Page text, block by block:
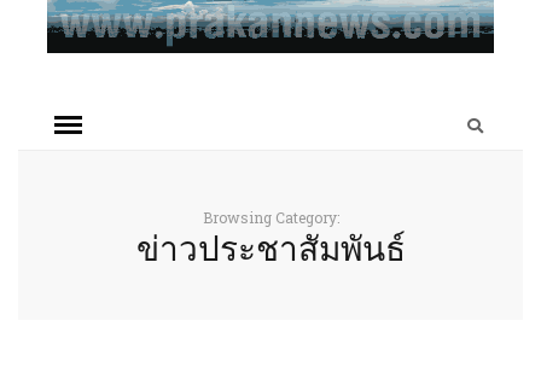
Browsing Category:
ข่าวประชาสัมพันธ์